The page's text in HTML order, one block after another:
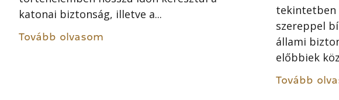
katonai biztonság, illetve a...
Tovább olvasom
tekintetben
szereppel
állami
előbbiek
Tovább